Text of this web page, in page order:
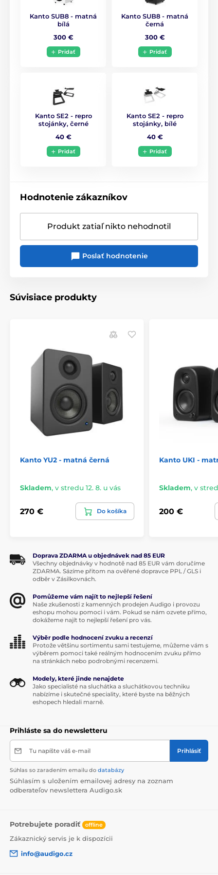
Kanto SUB8 - matná
bílá
300 €
Pridať
Kanto SUB8 - matná
černá
300 €
Pridať
Kanto SE2 - repro
stojánky, černé
40 €
Pridať
Kanto SE2 - repro
stojánky, bílé
40 €
Pridať
Hodnotenie zákazníkov
Produkt zatiaľ nikto nehodnotil
Poslať hodnotenie
Súvisiace produkty
Kanto YU2 - matná černá
Skladem, v stredu 12. 8. u vás
270 € Do košíka
Kanto UKI -
Skladem, v
200 €
Doprava ZDARMA u objednávek nad 85 EUR
Všechny objednávky v hodnotě nad 85 EUR vám doručíme
ZDARMA. Sázíme přitom na ověřené dopravce PPL / GLS i
odběr v Zásilkovnách.
Pomůžeme vám najít to nejlepší řešení
Naše zkušenosti z kamenných prodejen Audigo i provozu
eshopu mohou pomoci i vám. Pokud se nám ozvete přímo,
dokážeme najít to nejlepší řešení pro vás.
Výběr podle hodnocení zvuku a recenzí
Protože většinu sortimentu sami testujeme, můžeme vám s
výběrem pomoci také reálným hodnocením zvuku přímo
na stránkách nebo podrobnými recenzemi.
Modely, které jinde nenajdete
Jako specialisté na sluchátka a sluchátkovou techniku
nabízíme i skutečné speciality, které byste na běžných
eshopech hledali marně.
Prihláste sa do newsletteru
Tu napíšte váš e-mail Prihlásiť
Súhlas so zaradením emailu do databázy
Súhlasím s uložením emailovej adresy na zoznam
odberateľov newslettera Audigo.sk
Potrebujete poradiť offline
Zákaznický servis je k dispozícii
info@audigo.cz